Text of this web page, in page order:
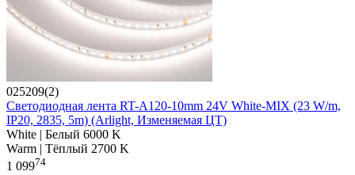
025209(2)
Светодиодная лента RT-A120-10mm 24V White-MIX (23 W/m,
IP20, 2835, 5m) (Arlight, Изменяемая ЦТ)
White | Белый 6000 K
Warm | Тёплый 2700 K
1 09974